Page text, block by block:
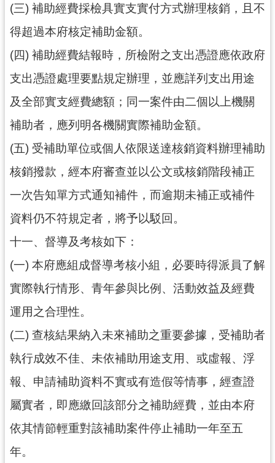
(三) 補助經費採檢具實支實付方式辦理核銷，且不
得超過本府核定補助金額。
(四) 補助經費結報時，所檢附之支出憑證應依政府
支出憑證處理要點規定辦理，並應詳列支出用途
及全部實支經費總額；同一案件由二個以上機關
補助者，應列明各機關實際補助金額。
(五) 受補助單位或個人依限送達核銷資料辦理補助
核銷撥款，經本府審查並以公文或核銷階段補正
一次告知單方式通知補件，而逾期未補正或補件
資料仍不符規定者，將予以駁回。
十一、督導及考核如下：
(一) 本府應組成督導考核小組，必要時得派員了解
實際執行情形、青年參與比例、活動效益及經費
運用之合理性。
(二) 查核結果納入未來補助之重要參據，受補助者
執行成效不佳、未依補助用途支用、或虛報、浮
報、申請補助資料不實或有造假等情事，經查證
屬實者，即應繳回該部分之補助經費，並由本府
依其情節輕重對該補助案件停止補助一年至五
年。